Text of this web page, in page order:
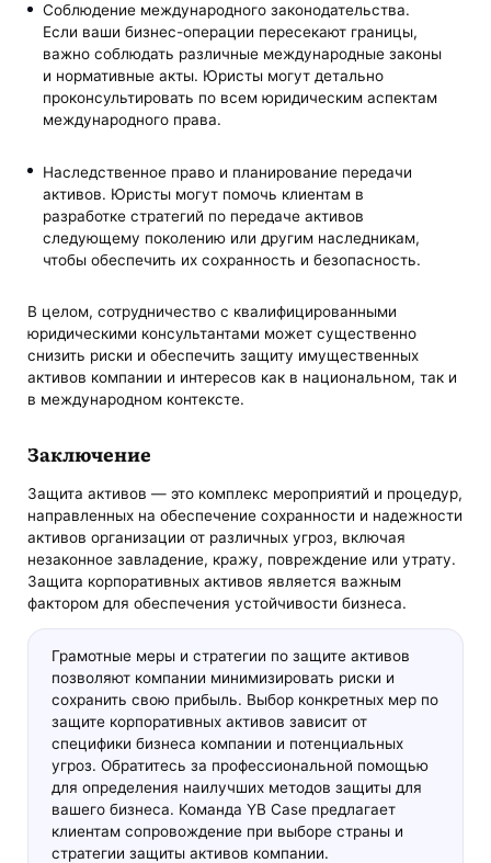
Соблюдение международного законодательства.
Если ваши бизнес-операции пересекают границы,
важно соблюдать различные международные законы
и нормативные акты. Юристы могут детально
проконсультировать по всем юридическим аспектам
международного права.
Наследственное право и планирование передачи
активов. Юристы могут помочь клиентам в
разработке стратегий по передаче активов
следующему поколению или другим наследникам,
чтобы обеспечить их сохранность и безопасность.
В целом, сотрудничество с квалифицированными
юридическими консультантами может существенно
снизить риски и обеспечить защиту имущественных
активов компании и интересов как в национальном, так и
в международном контексте.
Заключение
Защита активов — это комплекс мероприятий и процедур,
направленных на обеспечение сохранности и надежности
активов организации от различных угроз, включая
незаконное завладение, кражу, повреждение или утрату.
Защита корпоративных активов является важным
фактором для обеспечения устойчивости бизнеса.
Грамотные меры и стратегии по защите активов
позволяют компании минимизировать риски и
сохранить свою прибыль. Выбор конкретных мер по
защите корпоративных активов зависит от
специфики бизнеса компании и потенциальных
угроз. Обратитесь за профессиональной помощью
для определения наилучших методов защиты для
вашего бизнеса. Команда YB Case предлагает
клиентам сопровождение при выборе страны и
стратегии защиты активов компании.